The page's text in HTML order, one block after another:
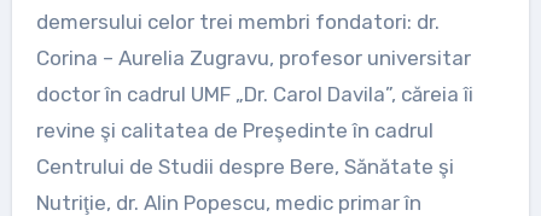
demersului celor trei membri fondatori: dr.
Corina – Aurelia Zugravu, profesor universitar
doctor în cadrul UMF „Dr. Carol Davila”, căreia îi
revine şi calitatea de Preşedinte în cadrul
Centrului de Studii despre Bere, Sănătate şi
Nutriţie, dr. Alin Popescu, medic primar în